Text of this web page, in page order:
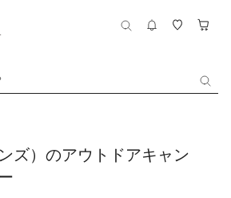
ズ）のアウトドアキャン